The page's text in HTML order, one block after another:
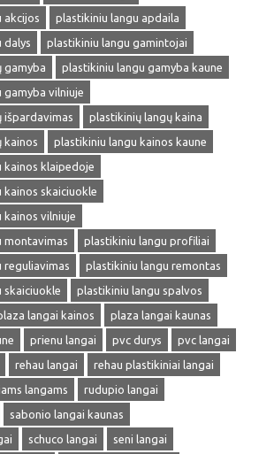
akcijos
plastikiniu langu apdaila
dalys
plastikiniu langu gamintojai
gamyba
plastikiniu langu gamyba kaune
gamyba vilniuje
išpardavimas
plastikinių langų kaina
kainos
plastikiniu langu kainos kaune
kainos klaipedoje
skaiciuokle
kainos vilniuje
montavimas
plastikiniu langu profiliai
reguliavimas
plastikiniu langu remontas
skaiciuokle
plastikiniu langu spalvos
langai kainos
plaza langai kaunas
prienu langai pvc durys
pvc langai
rehau langai
rehau plastikiniai langai
langams
rudupio langai
sabonio langai kaunas
schuco langai
seni langai